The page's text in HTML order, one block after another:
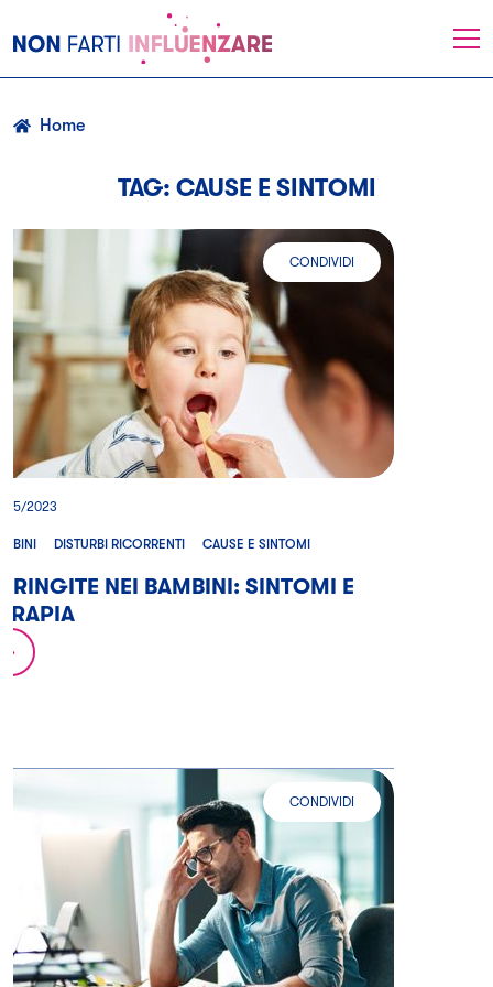
-
Angelini
Menu
Home
TAG: CAUSE E SINTOMI
CONDIVIDI
LARINGITE NEI BAMBINI: SINTOMI
05/2023
DISTURBI RICORRENTI CAUSE E SINTOMI
NEI BAMBINI: SINTOMI E
CONDIVIDI
CEFALEA DI TIPO TENSIVO: